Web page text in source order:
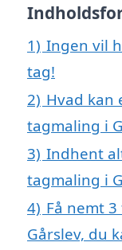
1) Ingen vil
tag!
2) Hvad kan
tagmaling i
3) Indhent
tagmaling i
4) Få nemt
Gårslev, du